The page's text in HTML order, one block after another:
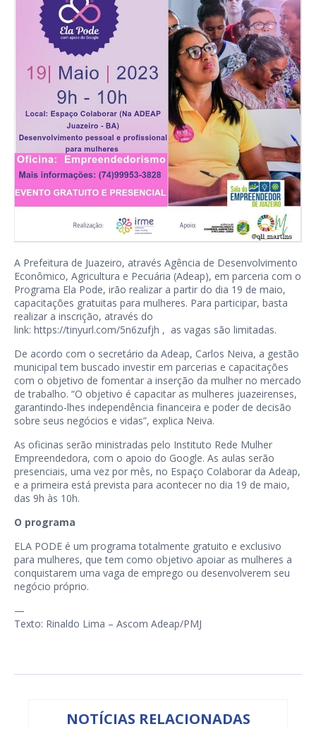
A Prefeitura de Juazeiro, através Agência de Desenvolvimento
Econômico, Agricultura e Pecuária (Adeap), em parceria com o
Programa Ela Pode, irão realizar a partir do dia 19 de maio,
capacitações gratuitas para mulheres. Para participar, basta
realizar a inscrição, através do
link: https://tinyurl.com/5n6zufjh , as vagas são limitadas.
De acordo com o secretário da Adeap, Carlos Neiva, a gestão
municipal tem buscado investir em parcerias e capacitações
com o objetivo de fomentar a inserção da mulher no mercado
de trabalho. “O objetivo é capacitar as mulheres juazeirenses,
garantindo-lhes independência financeira e poder de decisão
sobre seus negócios e vidas”, explica Neiva.
As oficinas serão ministradas pelo Instituto Rede Mulher
Empreendedora, com o apoio do Google. As aulas serão
presenciais, uma vez por mês, no Espaço Colaborar da Adeap,
e a primeira está prevista para acontecer no dia 19 de maio,
das 9h às 10h.
O programa
ELA PODE é um programa totalmente gratuito e exclusivo
para mulheres, que tem como objetivo apoiar as mulheres a
conquistarem uma vaga de emprego ou desenvolverem seu
negócio próprio.
—
Texto: Rinaldo Lima – Ascom Adeap/PMJ
NOTÍCIAS RELACIONADAS